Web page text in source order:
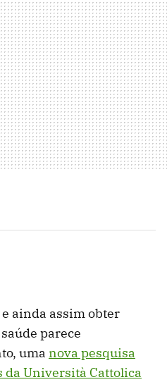
ainda assim obter
parece
uma nova pesquisa
Università Cattolica